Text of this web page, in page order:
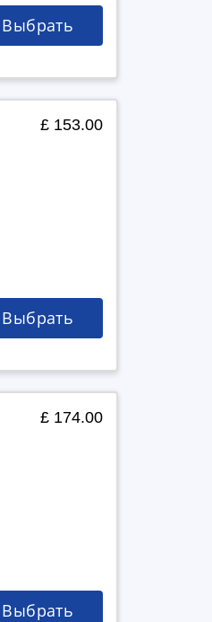
Выбрать
£ 153.00
Выбрать
£ 174.00
Выбрать